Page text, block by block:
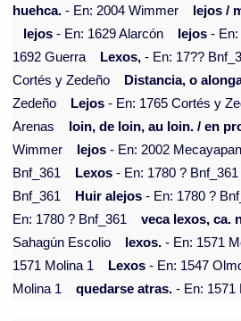
huehca. - En: 2004 Wimmer lejos /
lejos - En: 1629 Alarcón lejos - En:
1692 Guerra
Lexos, - En: 17??
Cortés y Zedeño
Distancia, o
Zedeño
Lejos - En: 1765 Cortés y
Arenas
loin, de loin, au loin. / en
Wimmer
lejos - En: 2002 Mecayapan
Bnf_361
Lexos - En: 1780 ? Bnf_361
Bnf_361
Huir alejos - En: 1780 ?
En: 1780 ? Bnf_361
veca lexos, ca.
Sahagún Escolio
lexos. - En: 1571
1571 Molina 1
Lexos - En: 1547
Molina 1
quedarse atras. - En: 1571